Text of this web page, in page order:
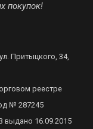
покупок!
Притыцкого, 34,
реестре
№ 287245
выдано 16.09.2015